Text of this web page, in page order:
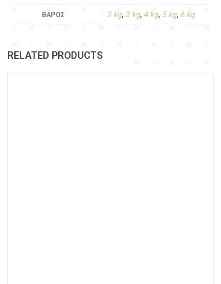
ΒΆΡΟΣ 2 kg, 3 kg, 4 kg, 5 kg, 6 kg
RELATED PRODUCTS